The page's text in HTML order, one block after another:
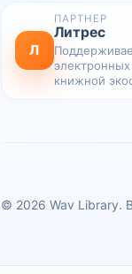
Л
ПАРТНЕР
Литрес
книжной
© 2026 Wav Library.